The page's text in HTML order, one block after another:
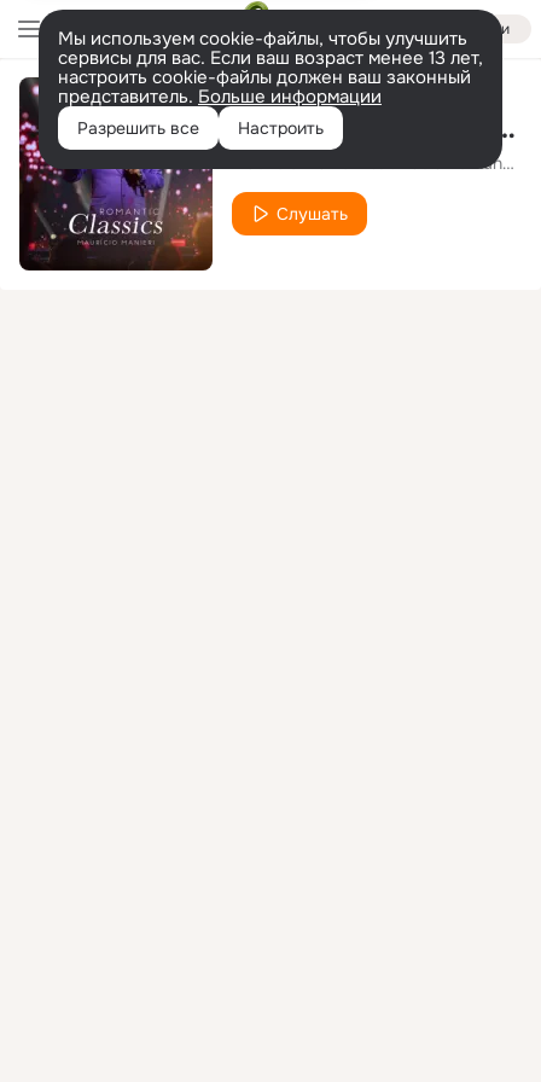
Войти
Мы используем cookie-файлы, чтобы улучшить
сервисы для вас. Если ваш возраст менее 13 лет,
настроить cookie-файлы должен ваш законный
представитель. Больше информации
Разрешить все Настроить Have You Ever Really Loved a Woman
Paula Fernandes
Слушать